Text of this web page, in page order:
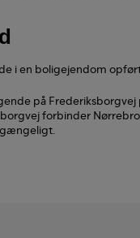
i en boligejendom
på
forbinder